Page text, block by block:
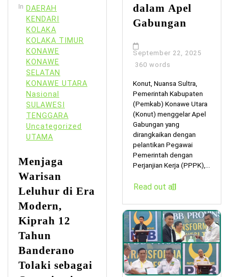
In DAERAH
KENDARI
KOLAKA
KOLAKA TIMUR
KONAWE
KONAWE
SELATAN
KONAWE UTARA
Nasional
SULAWESI
TENGGARA
Uncategorized
UTAMA
Menjaga
Warisan
Leluhur di Era
Modern,
Kiprah 12
Tahun
Banderano
Tolaki sebagai
dalam Apel
Gabungan
September 22, 2025
360 words
Konut, Nuansa Sultra,
Pemerintah Kabupaten
(Pemkab) Konawe Utara
(Konut) menggelar Apel
Gabungan yang
dirangkaikan dengan
pelantikan Pegawai
Pemerintah dengan
Perjanjian Kerja (PPPK),...
Read out all